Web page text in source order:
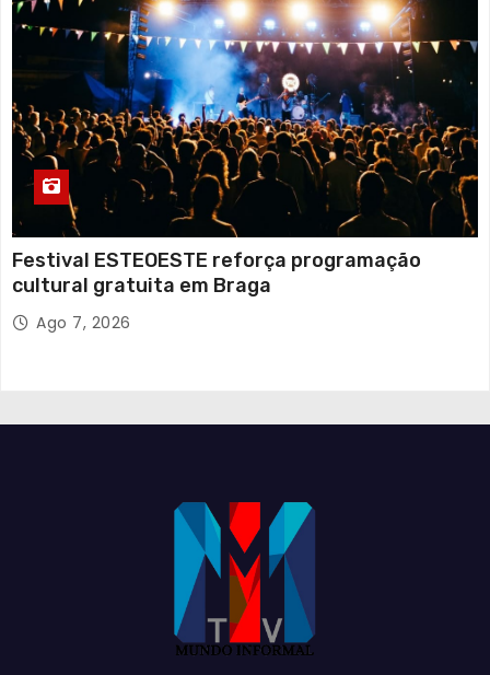
Festival ESTEOESTE reforça programação
cultural gratuita em Braga
Ago 7, 2026